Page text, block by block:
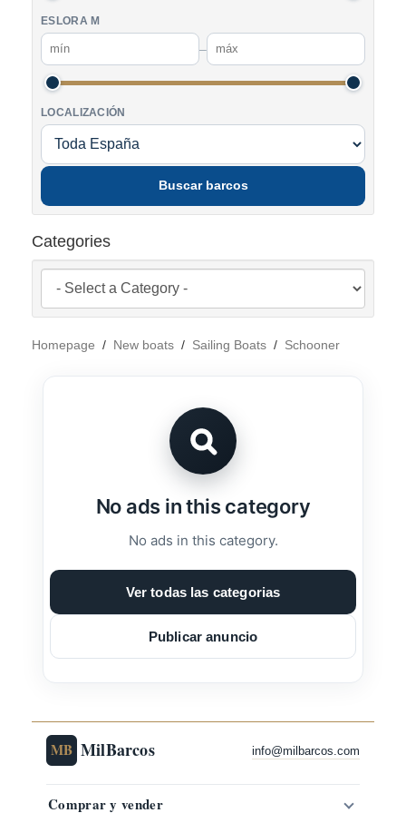
ESLORA M
–
LOCALIZACIÓN
Buscar barcos
Categories
Homepage / New boats / Sailing Boats / Schooner
No ads in this category
No ads in this category.
Ver todas las categorias
Publicar anuncio
MB MilBarcos info@milbarcos.com
Comprar y vender